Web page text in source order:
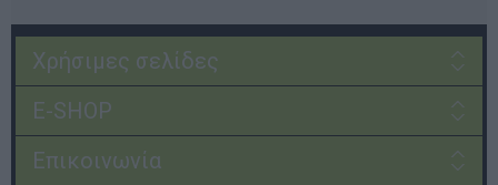
Χρήσιμες σελίδες
E-SHOP
Επικοινωνία